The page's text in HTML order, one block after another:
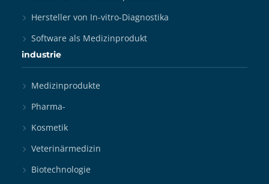
Hersteller von In-vitro-Diagnostika
Software als Medizinprodukt
industrie
Medizinprodukte
Pharma-
Kosmetik
Veterinärmedizin
Biotechnologie